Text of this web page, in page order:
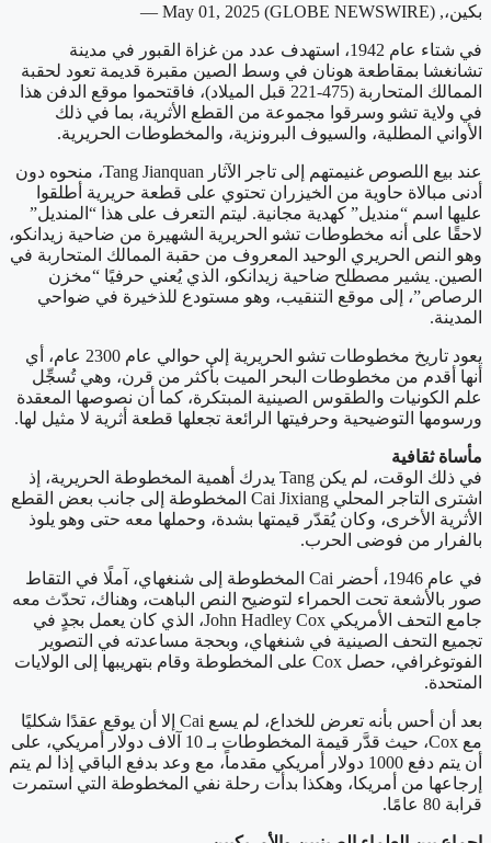
بكين،, May 01, 2025 (GLOBE NEWSWIRE) —
في شتاء عام 1942، استهدف عدد من غزاة القبور في مدينة
تشانغشا بمقاطعة هونان في وسط الصين مقبرة قديمة تعود لحقبة
الممالك المتحاربة (475-221 قبل الميلاد)، فاقتحموا موقع الدفن هذا
في ولاية تشو وسرقوا مجموعة من القطع الأثرية، بما في ذلك
الأواني المطلية، والسيوف البرونزية، والمخطوطات الحريرية.
عند بيع اللصوص غنيمتهم إلى تاجر الآثار Tang Jianquan، منحوه دون
أدنى مبالاة حاوية من الخيزران تحتوي على قطعة حريرية أطلقوا
عليها اسم “منديل” كهدية مجانية. ليتم التعرف على هذا “المنديل”
لاحقًا على أنه مخطوطات تشو الحريرية الشهيرة من ضاحية زيدانكو،
وهو النص الحريري الوحيد المعروف من حقبة الممالك المتحاربة في
الصين. يشير مصطلح ضاحية زيدانكو، الذي يُعني حرفيًا “مخزن
الرصاص”، إلى موقع التنقيب، وهو مستودع للذخيرة في ضواحي
المدينة.
يعود تاريخ مخطوطات تشو الحريرية إلى حوالي عام 2300 عام، أي
أنها أقدم من مخطوطات البحر الميت بأكثر من قرن، وهي تُسجِّل
علم الكونيات والطقوس الصينية المبتكرة، كما أن نصوصها المعقدة
ورسومها التوضيحية وحرفيتها الرائعة تجعلها قطعة أثرية لا مثيل لها.
مأساة ثقافية
في ذلك الوقت، لم يكن Tang يدرك أهمية المخطوطة الحريرية، إذ
اشترى التاجر المحلي Cai Jixiang المخطوطة إلى جانب بعض القطع
الأثرية الأخرى، وكان يُقدّر قيمتها بشدة، وحملها معه حتى وهو يلوذ
بالفرار من فوضى الحرب.
في عام 1946، أحضر Cai المخطوطة إلى شنغهاي، آملًا في التقاط
صور بالأشعة تحت الحمراء لتوضيح النص الباهت، وهناك، تحدّث معه
جامع التحف الأمريكي John Hadley Cox، الذي كان يعمل بجدٍ في
تجميع التحف الصينية في شنغهاي، وبحجة مساعدته في التصوير
الفوتوغرافي، حصل Cox على المخطوطة وقام بتهريبها إلى الولايات
المتحدة.
بعد أن أحس بأنه تعرض للخداع، لم يسع Cai إلا أن يوقع عقدًا شكليًا
مع Cox، حيث قدَّر قيمة المخطوطات بـ 10 آلاف دولار أمريكي، على
أن يتم دفع 1000 دولار أمريكي مقدماً، مع وعد بدفع الباقي إذا لم يتم
إرجاعها من أمريكا، وهكذا بدأت رحلة نفي المخطوطة التي استمرت
قرابة 80 عامًا.